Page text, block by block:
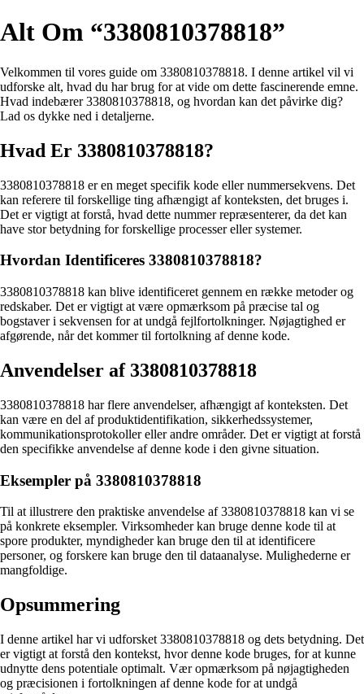
Alt Om “3380810378818”
Velkommen til vores guide om 3380810378818. I denne artikel vil vi
udforske alt, hvad du har brug for at vide om dette fascinerende emne.
Hvad indebærer 3380810378818, og hvordan kan det påvirke dig?
Lad os dykke ned i detaljerne.
Hvad Er 3380810378818?
3380810378818 er en meget specifik kode eller nummersekvens. Det
kan referere til forskellige ting afhængigt af konteksten, det bruges i.
Det er vigtigt at forstå, hvad dette nummer repræsenterer, da det kan
have stor betydning for forskellige processer eller systemer.
Hvordan Identificeres 3380810378818?
3380810378818 kan blive identificeret gennem en række metoder og
redskaber. Det er vigtigt at være opmærksom på præcise tal og
bogstaver i sekvensen for at undgå fejlfortolkninger. Nøjagtighed er
afgørende, når det kommer til fortolkning af denne kode.
Anvendelser af 3380810378818
3380810378818 har flere anvendelser, afhængigt af konteksten. Det
kan være en del af produktidentifikation, sikkerhedssystemer,
kommunikationsprotokoller eller andre områder. Det er vigtigt at forstå
den specifikke anvendelse af denne kode i den givne situation.
Eksempler på 3380810378818
Til at illustrere den praktiske anvendelse af 3380810378818 kan vi se
på konkrete eksempler. Virksomheder kan bruge denne kode til at
spore produkter, myndigheder kan bruge den til at identificere
personer, og forskere kan bruge den til dataanalyse. Mulighederne er
mangfoldige.
Opsummering
I denne artikel har vi udforsket 3380810378818 og dets betydning. Det
er vigtigt at forstå den kontekst, hvor denne kode bruges, for at kunne
udnytte dens potentiale optimalt. Vær opmærksom på nøjagtigheden
og præcisionen i fortolkningen af denne kode for at undgå